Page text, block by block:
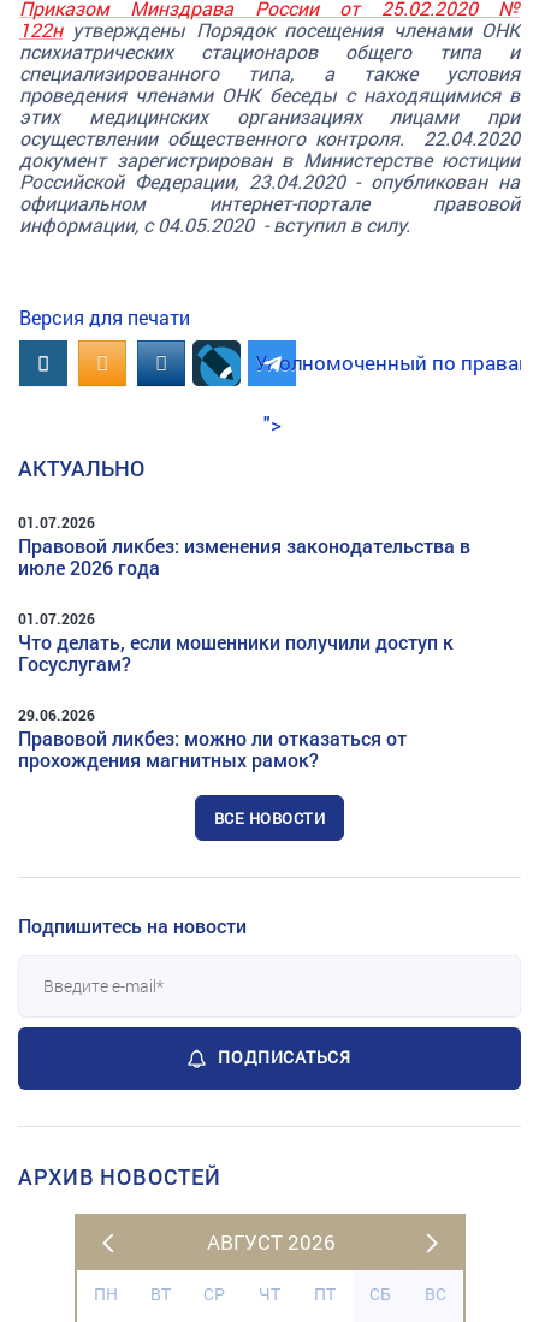
Приказом Минздрава России от 25.02.2020 №
122нутверждены Порядок посещения членами ОНК
психиатрических стационаров общего типа и
специализированного типа, а также условия
проведения членами ОНК беседы с находящимися в
этих медицинских организациях лицами при
осуществлении общественного контроля. 22.04.2020
документ зарегистрирован в Министерстве юстиции
Российской Федерации, 23.04.2020 - опубликован на
официальном интернет-портале правовой
информации, с 04.05.2020 - вступил в силу.
Версия для печати
ВконтактеOK.RUMAIL.RU Уполномоченный по правам
">
АКТУАЛЬНО
01.07.2026
Правовой ликбез: изменения законодательства в
июле 2026 года
01.07.2026
Что делать, если мошенники получили доступ к
Госуслугам?
29.06.2026
Правовой ликбез: можно ли отказаться от
прохождения магнитных рамок?
ВСЕ НОВОСТИ
Подпишитесь на новости
ПОДПИСАТЬСЯ
АРХИВ НОВОСТЕЙ
АВГУСТ 2026
ПН ВТ СР ЧТ ПТ СБ
ВС